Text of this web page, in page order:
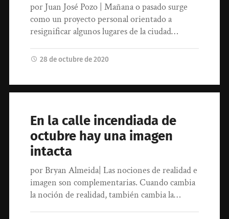
por Juan José Pozo | Mañana o pasado surge
como un proyecto personal orientado a
resignificar algunos lugares de la ciudad…
28 de octubre de 2020
En la calle incendiada de
octubre hay una imagen
intacta
por Bryan Almeida| Las nociones de realidad e
imagen son complementarias. Cuando cambia
la noción de realidad, también cambia la…